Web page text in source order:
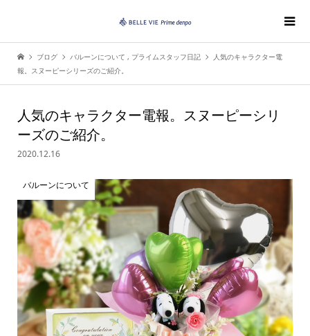
ブログ バルーンについて , プライムスタッフ日記
人気のキャラクター電
報。スヌーピーシリーズのご紹介。
人気のキャラクター電報。スヌーピーシリ
ーズのご紹介。
2020.12.16
バルーンについて